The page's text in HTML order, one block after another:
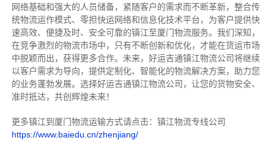
网络基础和强大的人员储备，紧随客户的需求而不断革新，整合传
统物流运作模式、零担快运网络和信息化技术平台，为客户提供快
速高效、便捷及时、安全可靠的镇江至厦门物流服务。 我们深知，
在竞争激烈的物流市场中，只有不断创新和优化，才能在货运市场
中脱颖而出，获得更多合作。 未来，好运吉通镇江物流公司将继续
以客户需求为导向，提供定制化、智能化的物流解决方案，助力您
的业务蓬勃发展。选择好运吉通镇江物流公司，让您的货物安全、
准时抵达，共创辉煌未来！
更多镇江到厦门物流运输方式请点击：镇江物流专线公司
https://www.baiedu.cn/zhenjiang/